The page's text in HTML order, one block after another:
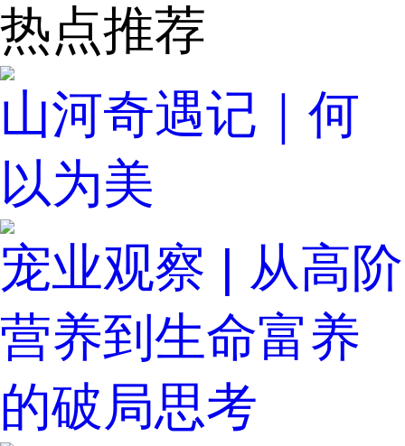
热点推荐
山河奇遇记｜何
以为美
宠业观察 | 从高阶
营养到生命富养
的破局思考